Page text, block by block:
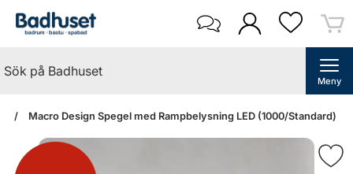
Meny
Macro Design Spegel med Rampbelysning LED (1000/Standard)